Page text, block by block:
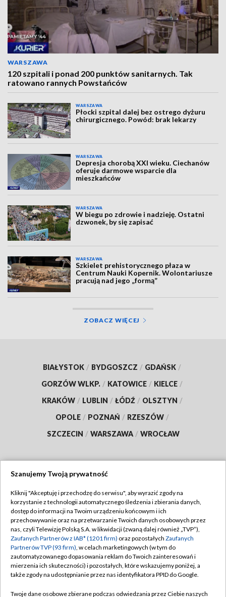
WARSZAWA
120 szpitali i ponad 200 punktów sanitarnych. Tak
ratowano rannych Powstańców
WARSZAWA
Płocki szpital dalej bez ostrego dyżuru
chirurgicznego. Powód: brak lekarzy
WARSZAWA
Depresja chorobą XXI wieku. Ciechanów
oferuje darmowe wsparcie dla
mieszkańców
WARSZAWA
W biegu po zdrowie i nadzieję. Ostatni
dzwonek, by się zapisać
WARSZAWA
Szkielet prehistorycznego płaza w
Centrum Nauki Kopernik. Wolontariusze
pracują nad jego „formą”
ZOBACZ WIĘCEJ
BIAŁYSTOK / BYDGOSZCZ / GDAŃSK /
GORZÓW WLKP. / KATOWICE / KIELCE /
KRAKÓW / LUBLIN / ŁÓDŹ / OLSZTYN /
OPOLE / POZNAŃ / RZESZÓW /
SZCZECIN / WARSZAWA / WROCŁAW
TVP
Abonament TVP
Emisja w TVP
Centrum informacji TVP
Naziemna Telewizja Cyfrowa
Regulamin TVP
Polityka prywatności
Moje zgody
Pomoc
Szanujemy Twoją prywatność
Kliknij "Akceptuję i przechodzę do serwisu", aby wyrazić zgody na
korzystanie z technologii automatycznego śledzenia i zbierania danych,
dostęp do informacji na Twoim urządzeniu końcowym i ich
przechowywanie oraz na przetwarzanie Twoich danych osobowych przez
nas, czyli Telewizję Polską S.A. w likwidacji (zwaną dalej również „TVP”),
Zaufanych Partnerów z IAB* (1201 firm) oraz pozostałych Zaufanych
Partnerów TVP (93 firm), w celach marketingowych (w tym do
zautomatyzowanego dopasowania reklam do Twoich zainteresowań i
mierzenia ich skuteczności) i pozostałych, które wskazujemy poniżej, a
także zgody na udostępnianie przez nas identyfikatora PPID do Google.
Twoje dane osobowe zbierane podczas odwiedzania przez Ciebie naszych